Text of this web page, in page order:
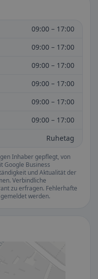
09:00 – 17:00
09:00 – 17:00
09:00 – 17:00
09:00 – 17:00
09:00 – 17:00
09:00 – 17:00
Ruhetag
Inhaber gepflegt, von
Google Business
und Aktualität der
Verbindliche
zu erfragen. Fehlerhafte
werden.